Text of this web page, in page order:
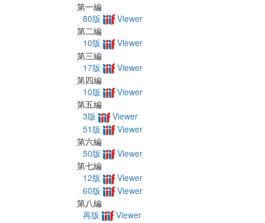
第一編
80版
Viewer
第二編
10版
Viewer
第三編
17版
Viewer
第四編
10版
Viewer
第五編
3版
Viewer
51版
Viewer
第六編
50版
Viewer
第七編
12版
Viewer
60版
Viewer
第八編
再版
Viewer